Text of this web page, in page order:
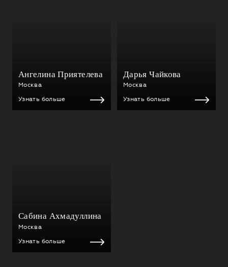
Ангелина Приятелева
Москва
Узнать больше
Дарья Чайкова
Москва
Узнать больше
Сабина Ахмадуллина
Москва
Узнать больше